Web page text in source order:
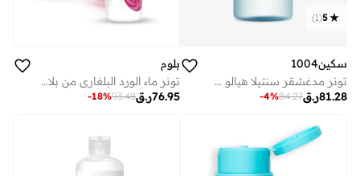
5
(
1
)
سكين1004
تونر مدغشقر سنتيلا هيالو سيكا للتفتيح – 210 مل
ر.ق81.28
84.27
-4%
بلوم
تونر ماء الورد البلغاري من بلام للوجه مع حمض الهيالورونيك ومستخلصات الورد الطبيعية بنسبة 100%، يهدئ البشرة ويشد المسام ويوازن مستويات الحموضة لجميع أنواع البشرة (150 مل)
ر.ق76.95
93.48
-18%